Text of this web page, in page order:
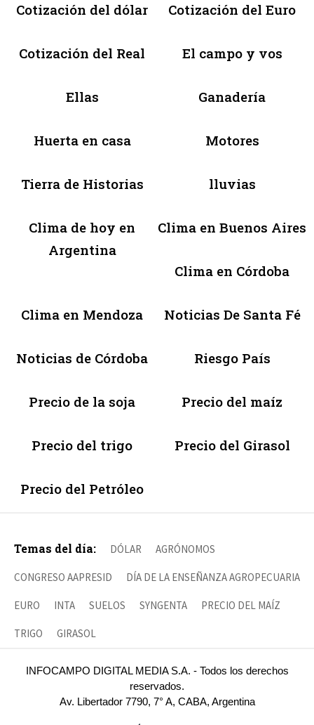
Cotización del dólar Cotización del Euro
Cotización del Real El campo y vos
Ellas Ganadería
Huerta en casa Motores
Tierra de Historias lluvias
Clima de hoy en
Argentina
Clima en Buenos Aires
Clima en Córdoba
Clima en Mendoza Noticias De Santa Fé
Noticias de Córdoba Riesgo País
Precio de la soja Precio del maíz
Precio del trigo Precio del Girasol
Precio del Petróleo
Temas del día: DÓLAR AGRÓNOMOS
CONGRESO AAPRESID DÍA DE LA ENSEÑANZA AGROPECUARIA
EURO INTA SUELOS SYNGENTA PRECIO DEL MAÍZ
TRIGO GIRASOL
INFOCAMPO DIGITAL MEDIA S.A. - Todos los derechos
reservados.
Av. Libertador 7790, 7° A, CABA, Argentina